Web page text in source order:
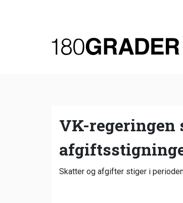
VK-regeringen
Skatter og afgifter stiger i